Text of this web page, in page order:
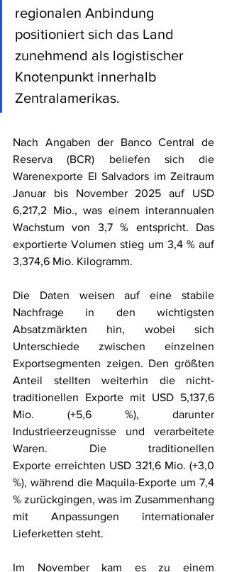
regionalen Anbindung
positioniert sich das Land
zunehmend als logistischer
Knotenpunkt innerhalb
Zentralamerikas.
Nach Angaben der Banco Central de
Reserva (BCR) beliefen sich die
Warenexporte El Salvadors im Zeitraum
Januar bis November 2025 auf USD
6,217,2 Mio., was einem interannualen
Wachstum von 3,7 % entspricht. Das
exportierte Volumen stieg um 3,4 % auf
3,374,6 Mio. Kilogramm.
Die Daten weisen auf eine stabile
Nachfrage in den wichtigsten
Absatzmärkten hin, wobei sich
Unterschiede zwischen einzelnen
Exportsegmenten zeigen. Den größten
Anteil stellten weiterhin die nicht-
traditionellen Exporte mit USD 5,137,6
Mio. (+5,6 %), darunter
Industrieerzeugnisse und verarbeitete
Waren. Die traditionellen
Exporte erreichten USD 321,6 Mio. (+3,0
%), während die Maquila-Exporte um 7,4
% zurückgingen, was im Zusammenhang
mit Anpassungen internationaler
Lieferketten steht.
Im November kam es zu einem